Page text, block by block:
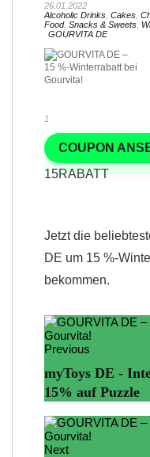
26.01.2022
Alcoholic Drinks Cakes
Food, Snacks & Sweets
GOURVITA DE
1
COUPON
15RABATT
Jetzt die
DE um 15 %-
bekommen.
Previous
myToys DE -
15% auf Puzzle
Next